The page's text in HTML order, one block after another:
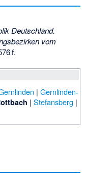
Deutschland.
vom
f.
| Gernlinden-
| Stefansberg |